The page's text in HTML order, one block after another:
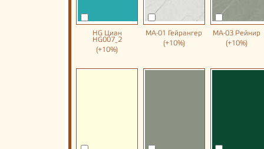
HG Циан
HG007_2
(+10%)
MA-01 Гейрангер
(+10%)
MA-03 Рейнир
(+10%)